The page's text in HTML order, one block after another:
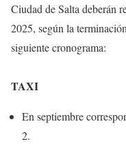
Ciudad de Salta deberán
2025, según la
siguiente cronograma:
TAXI
En septiembre
2.